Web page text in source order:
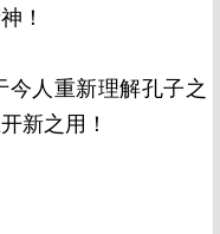
！
人重新理解孔子之
新之用！